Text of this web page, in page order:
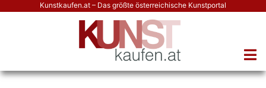
Kunstkaufen.at – Das größte österreichische Kunstportal